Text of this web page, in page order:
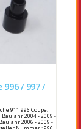
911 996 Coupe,
Baujahr 2004 - 2009 -
2006 - 2009 -